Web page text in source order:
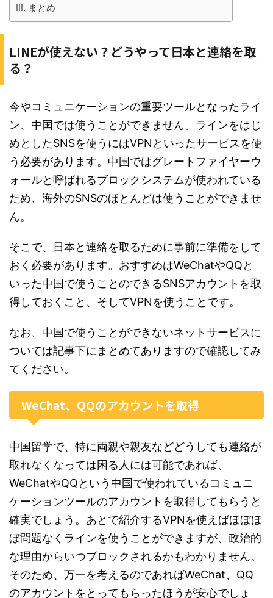
まとめ
LINEが使えない？どうやって日本と連絡を取
る？
今やコミュニケーションの重要ツールとなったライ
ン、中国では使うことができません。ラインをはじ
めとしたSNSを使うにはVPNといったサービスを使
う必要があります。中国ではグレートファイヤーウ
ォールと呼ばれるブロックシステムが使われている
ため、海外のSNSのほとんどは使うことができませ
ん。
そこで、日本と連絡を取るために事前に準備をして
おく必要があります。おすすめはWeChatやQQと
いった中国で使うことのできるSNSアカウントを取
得しておくこと、そしてVPNを使うことです。
なお、中国で使うことができないネットサービスに
ついては記事下にまとめてありますので確認してみ
てください。
WeChat、QQのアカウントを取得
中国留学で、特に両親や親友などどうしても連絡が
取れなくなっては困る人には可能であれば、
WeChatやQQという中国で使われているコミュニ
ケーションツールのアカウントを取得してもらうと
確実でしょう。あとで紹介するVPNを使えばほぼほ
ぼ問題なくラインを使うことができますが、政治的
な理由からいつブロックされるかもわかりません。
そのため、万一を考えるのであればWeChat、QQ
のアカウントをとってもらったほうが安心でしょ